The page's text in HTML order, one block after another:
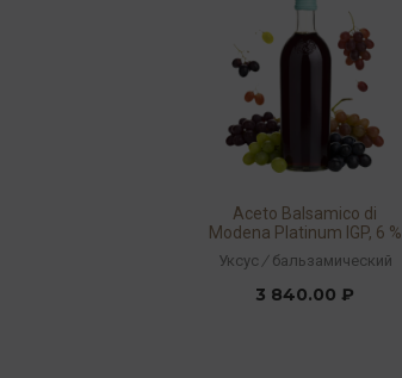
Aceto Balsamico di
Modena Platinum IGP, 6 %
Уксус / бальзамический
3 840.00 ₽